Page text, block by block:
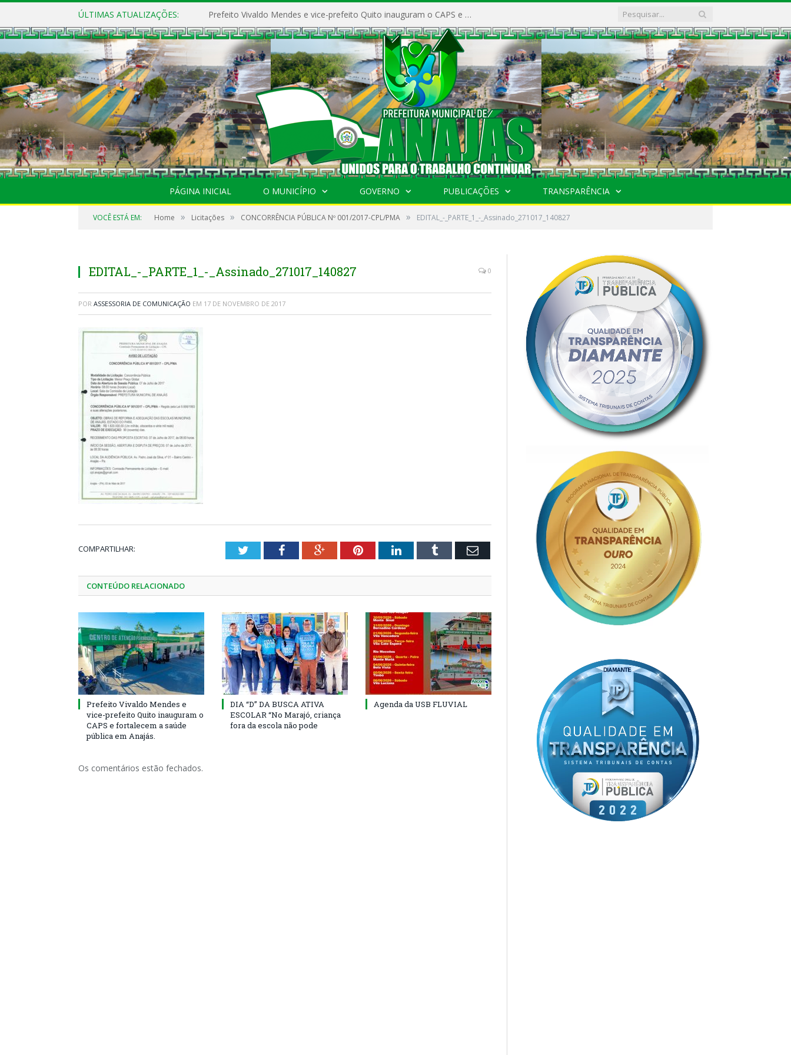
ÚLTIMAS ATUALIZAÇÕES: Prefeito Vivaldo Mendes e vice-prefeito Quito inauguram o CAPS e fortalecem a saúde pública em Anajás.
PÁGINA INICIAL O MUNICÍPIO GOVERNO PUBLICAÇÕES TRANSPARÊNCIA
VOCÊ ESTÁ EM: Home » Licitações » CONCORRÊNCIA PÚBLICA Nº 001/2017-CPL/PMA » EDITAL_-_PARTE_1_-_Assinado_271017_140827
EDITAL_-_PARTE_1_-_Assinado_271017_140827 0
POR ASSESSORIA DE COMUNICAÇÃO EM 17 DE NOVEMBRO DE 2017
COMPARTILHAR: TwitterFacebookGoogle+PinterestLinkedInTumblr Email
CONTEÚDO RELACIONADO
Prefeito Vivaldo Mendes e
vice-prefeito Quito inauguram o
CAPS e fortalecem a saúde
pública em Anajás.
DIA “D” DA BUSCA ATIVA
ESCOLAR “No Marajó, criança
fora da escola não pode
Agenda da USB FLUVIAL
Os comentários estão fechados.